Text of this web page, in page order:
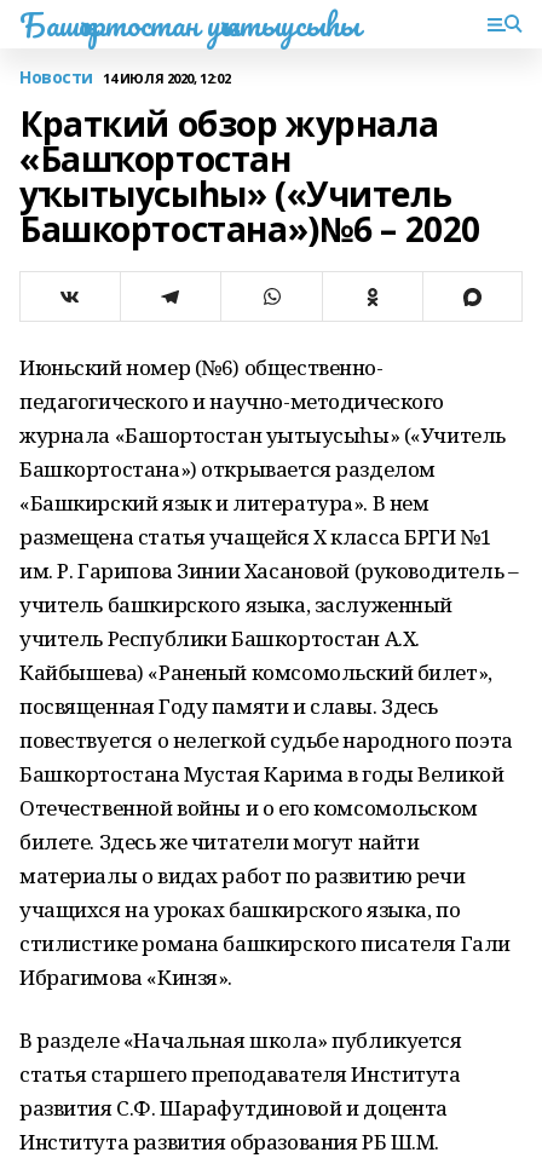
Башҡортостан уҡытыусыһы
Новости 14 ИЮЛЯ 2020, 12:02
Краткий обзор журнала
«Башҡортостан
уҡытыусыһы» («Учитель
Башкортостана»)№6 – 2020
Июньский номер (№6) общественно-
педагогического и научно-методического
журнала «Башҡортостан уҡытыусыһы» («Учитель
Башкортостана») открывается разделом
«Башкирский язык и литература». В нем
размещена статья учащейся Х класса БРГИ №1
им. Р. Гарипова Зинии Хасановой (руководитель –
учитель башкирского языка, заслуженный
учитель Республики Башкортостан А.Х.
Кайбышева) «Раненый комсомольский билет»,
посвященная Году памяти и славы. Здесь
повествуется о нелегкой судьбе народного поэта
Башкортостана Мустая Карима в годы Великой
Отечественной войны и о его комсомольском
билете. Здесь же читатели могут найти
материалы о видах работ по развитию речи
учащихся на уроках башкирского языка, по
стилистике романа башкирского писателя Гали
Ибрагимова «Кинзя».
В разделе «Начальная школа» публикуется
статья старшего преподавателя Института
развития С.Ф. Шарафутдиновой и доцента
Института развития образования РБ Ш.М.